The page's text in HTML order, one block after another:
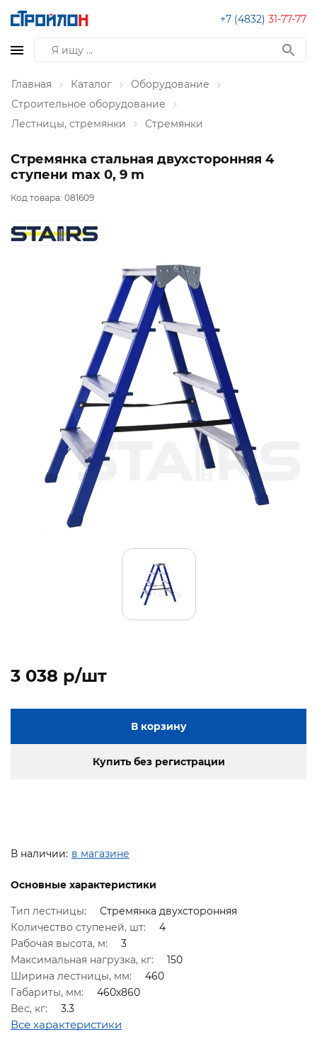
+7 (4832) 31-77-77
Главная Каталог
Оборудование
Строительное оборудование
Лестницы, стремянки
Стремянки
Стремянка стальная двухсторонняя 4
ступени max 0, 9 m
Код товара: 081609
3 038 p/шт
В корзину
Купить без регистрации
В наличии: в магазине
Основные характеристики
Тип лестницы:
Стремянка двухсторонняя
Количество ступеней, шт:
4
Рабочая высота, м:
3
Максимальная нагрузка, кг:
150
Ширина лестницы, мм:
460
Габариты, мм:
460х860
Вес, кг:
3.3
Все характеристики